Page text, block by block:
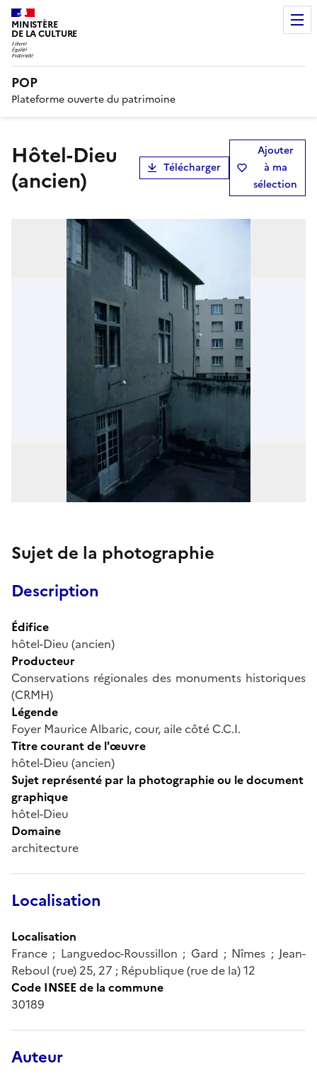
MINISTÈRE
DE LA CULTURE
POP
Plateforme ouverte du patrimoine
hôtel-Dieu
(ancien)
Télécharger
Ajouter
à ma
sélection
Sujet de la photographie
Description
Édifice
hôtel-Dieu (ancien)
Producteur
Conservations régionales des monuments historiques
(CRMH)
Légende
Foyer Maurice Albaric, cour, aile côté C.C.I.
Titre courant de l'œuvre
hôtel-Dieu (ancien)
Sujet représenté par la photographie ou le document
graphique
hôtel-Dieu
Domaine
architecture
Localisation
Localisation
France ; Languedoc-Roussillon ; Gard ; Nîmes ; Jean-
Reboul (rue) 25, 27 ; République (rue de la) 12
Code INSEE de la commune
30189
Auteur